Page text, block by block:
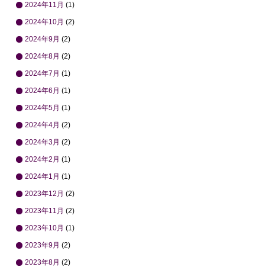
2024年11月 (1)
2024年10月 (2)
2024年9月 (2)
2024年8月 (2)
2024年7月 (1)
2024年6月 (1)
2024年5月 (1)
2024年4月 (2)
2024年3月 (2)
2024年2月 (1)
2024年1月 (1)
2023年12月 (2)
2023年11月 (2)
2023年10月 (1)
2023年9月 (2)
2023年8月 (2)